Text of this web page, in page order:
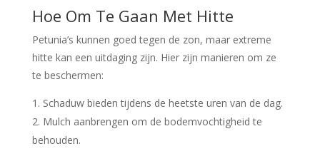
Hoe Om Te Gaan Met Hitte
Petunia’s kunnen goed tegen de zon, maar extreme
hitte kan een uitdaging zijn. Hier zijn manieren om ze
te beschermen:
Schaduw bieden tijdens de heetste uren van de dag.
Mulch aanbrengen om de bodemvochtigheid te
behouden.